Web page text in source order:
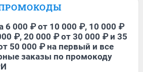
6 000 ₽ от 10 000 ₽, 10 000 ₽
₽, 20 000 ₽ от 30 000 ₽ и 35
50 000 ₽ на первый и все
заказы по промокоду